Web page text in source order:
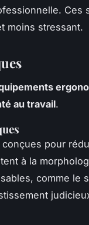
Ces
moins stressant.
au travail.
pour
à la
comme le